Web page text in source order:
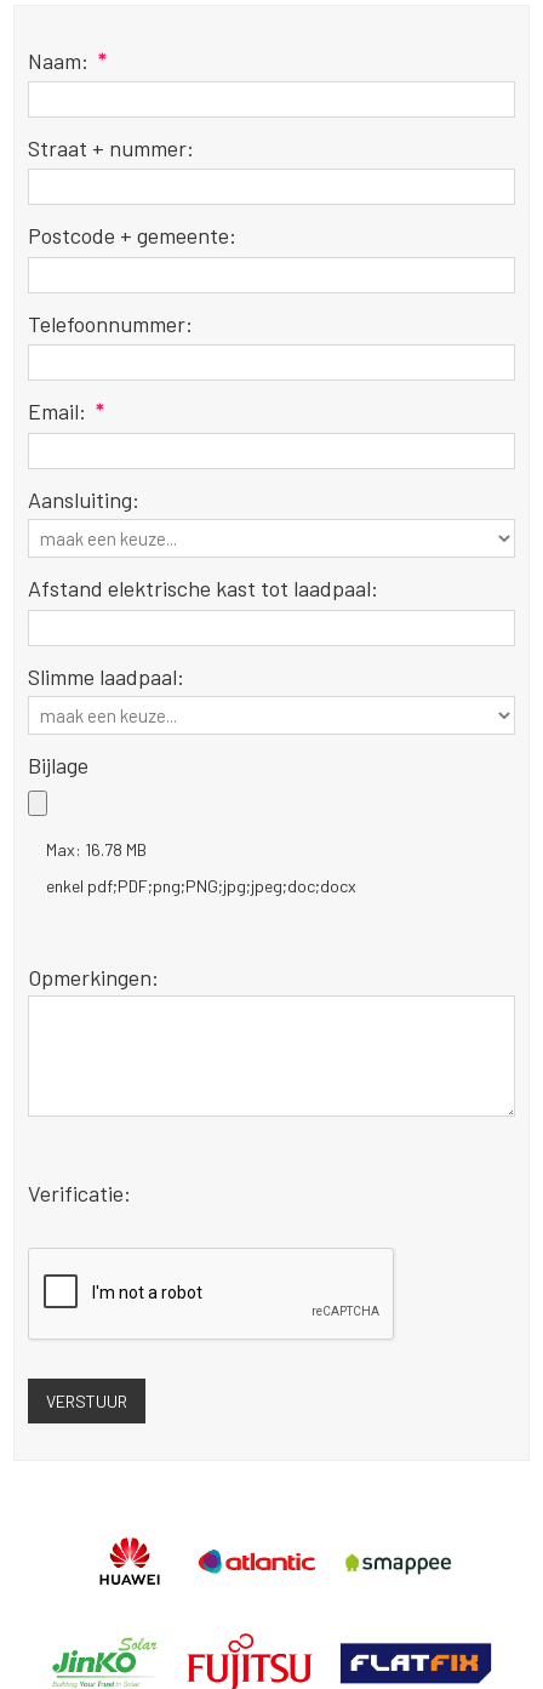
Naam: *
Straat + nummer:
Postcode + gemeente:
Telefoonnummer:
Email: *
Aansluiting:
Afstand elektrische kast tot laadpaal:
Slimme laadpaal:
Bijlage
Max: 16.78 MB
enkel pdf;PDF;png;PNG;jpg;jpeg;doc;docx
Opmerkingen:
Verificatie: